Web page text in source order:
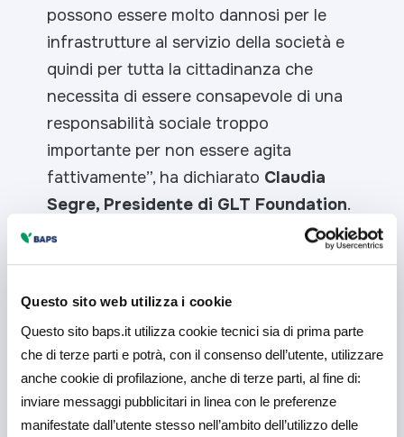
Questo sito web utilizza i cookie
Questo sito baps.it utilizza cookie tecnici sia di prima parte
che di terze parti e potrà, con il consenso dell’utente, utilizzare
anche cookie di profilazione, anche di terze parti, al fine di:
inviare messaggi pubblicitari in linea con le preferenze
manifestate dall’utente stesso nell’ambito dell’utilizzo delle
possono essere molto dannosi per le
infrastrutture al servizio della società e
quindi per tutta la cittadinanza che
necessita di essere consapevole di una
responsabilità sociale troppo
importante per non essere agita
fattivamente”, ha dichiarato Claudia
Segre, Presidente di GLT Foundation.
convinzione–spiega Saverio
Continella, Direttore Generale della
Banca Agricola Popolare di Ragusa–
ma anche fornito un supporto per la sua
buona realizzazione. Nel percorso di